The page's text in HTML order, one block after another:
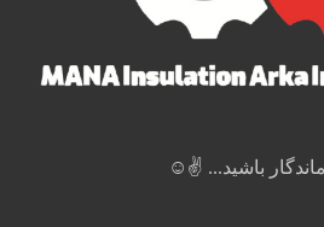
ماندگار باشید... ✌️☺️